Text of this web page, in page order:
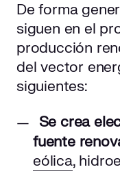
De forma
siguen en el
producción
del vector
siguientes:
Se crea
fuente
eólica,